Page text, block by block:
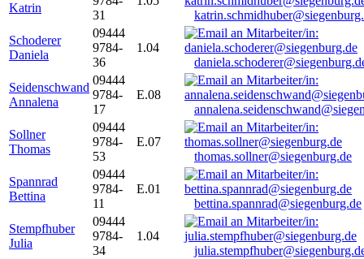
Katrin
31
Schoderer
Daniela
09444
9784-
36
1.04
Seidenschwand
Annalena
09444
9784-
17
E.08
Sollner
Thomas
09444
9784-
53
E.07
thomas.sollner@siegenburg.de
Spannrad
Bettina
09444
9784-
11
E.01
bettina.spannrad@siegenburg.de
Stempfhuber
Julia
09444
9784-
34
1.04